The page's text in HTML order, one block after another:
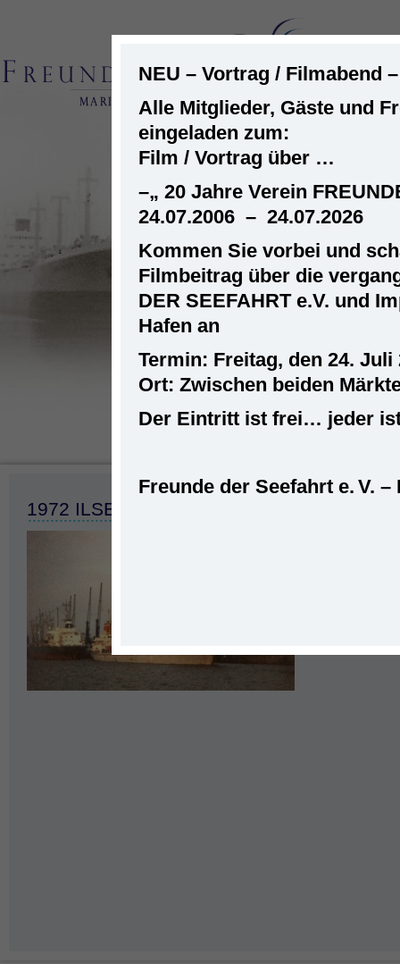
Startseite»Seefahrt» Schiffe» MS „ELISABETH
1972 ILSE SCHULTE 02 (JIN JIANG)
NEU – Vortrag / Filmabend
Alle Mitglieder, Gäste und
eingeladen zum:
Film / Vortrag über …
–„ 20 Jahre Verein
24.07.2006 – 24.07.2026
Kommen Sie vorbei und
Filmbeitrag über die
DER SEEFAHRT e.V. und
Hafen an
Termin: Freitag, den 24. Juli
Ort: Zwischen beiden
Der Eintritt ist frei… jeder
Freunde der Seefahrt e. V. –